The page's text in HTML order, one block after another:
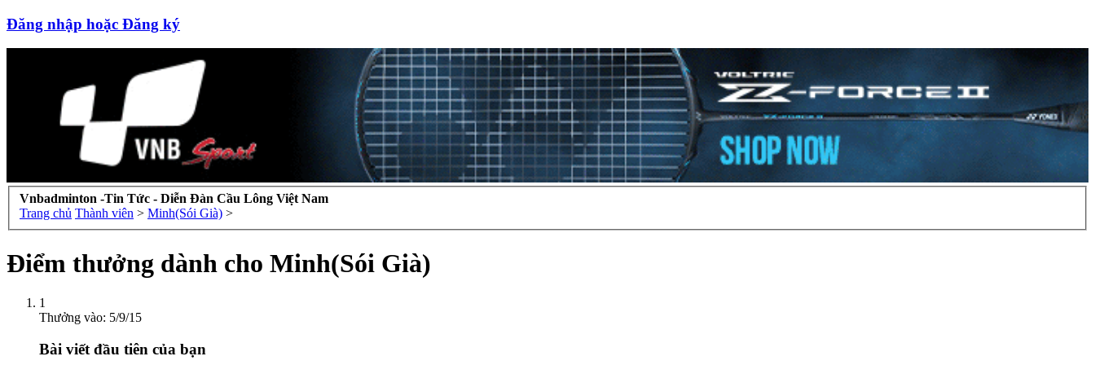
Đăng nhập hoặc Đăng ký
Vnbadminton -Tin Tức - Diễn Đàn Cầu Lông Việt Nam
Trang chủ Thành viên > Minh(Sói Già) >
Điểm thưởng dành cho Minh(Sói Già)
1
Thưởng vào: 5/9/15
Bài viết đầu tiên của bạn